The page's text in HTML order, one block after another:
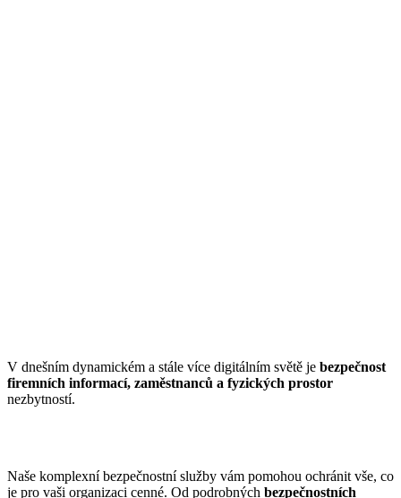
V dnešním dynamickém a stále více digitálním světě je bezpečnost
firemních informací, zaměstnanců a fyzických prostor
nezbytností.
Naše komplexní bezpečnostní služby vám pomohou ochránit vše, co
je pro vaši organizaci cenné. Od podrobných bezpečnostních